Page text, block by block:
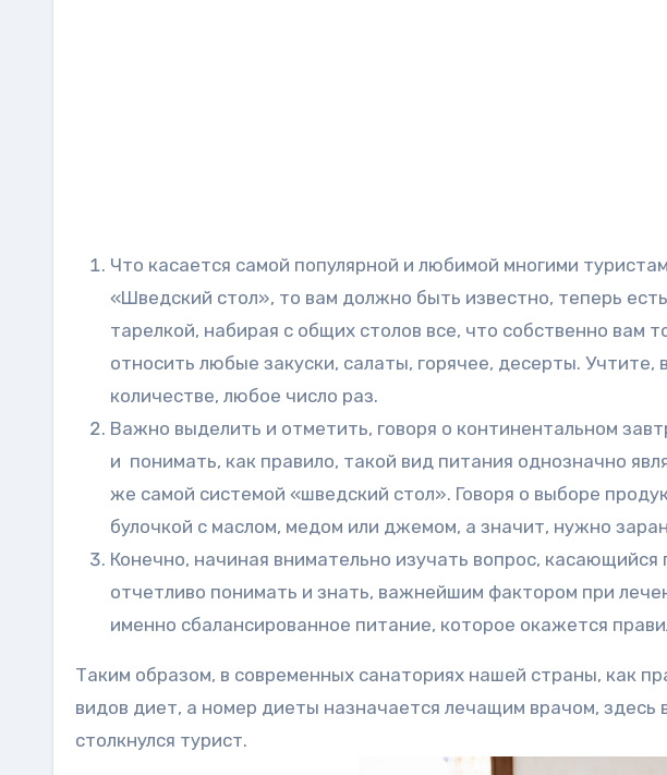
Что касается самой популярной и любимой многими
«Шведский стол», то вам должно быть известно, теперь
тарелкой, набирая с общих столов все, что собственно вам
относить любые закуски, салаты, горячее, десерты.
количестве, любое число раз.
Важно выделить и отметить, говоря о континентальном
и понимать, как правило, такой вид питания однозначно
же самой системой «шведский стол». Говоря о выборе
булочкой с маслом, медом или джемом, а значит, нужно
Конечно, начиная внимательно изучать вопрос,
отчетливо понимать и знать, важнейшим фактором при
именно сбалансированное питание, которое окажется
Таким образом, в современных санаториях нашей страны, как
видов диет, а номер диеты назначается лечащим врачом, здесь
столкнулся турист.